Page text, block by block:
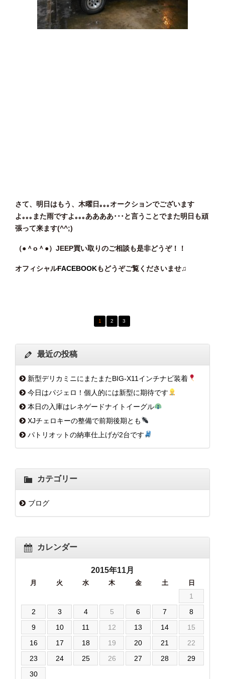
さて、明日はもう、木曜日｡｡｡オークションでございます
よ｡｡｡また雨ですよ｡｡｡ああああ･･･と言うことでまた明日も頑
張って来ます(^^;)
（●＾o ＾●）JEEP買い取りのご相談も是非どうぞ！！
オフィシャルFACEBOOKもどうぞご覧くださいませ♫
1 2 3
最近の投稿
新型デリカミニにまたまたBIG-X11インチナビ装着
今日はパジェロ！個人的には新型に期待です
本日の入庫はレネゲードナイトイーグル
XJチェロキーの整備で前期後期とも
パトリオットの納車仕上げが2台です
カテゴリー
ブログ
カレンダー
2015年11月
月 火 水 木 金 土 日
1
2
3 4 5 6 7
8
9
10 11 12 13 14
15
16
17 18 19 20 21
22
23
24 25 26 27 28
29
30